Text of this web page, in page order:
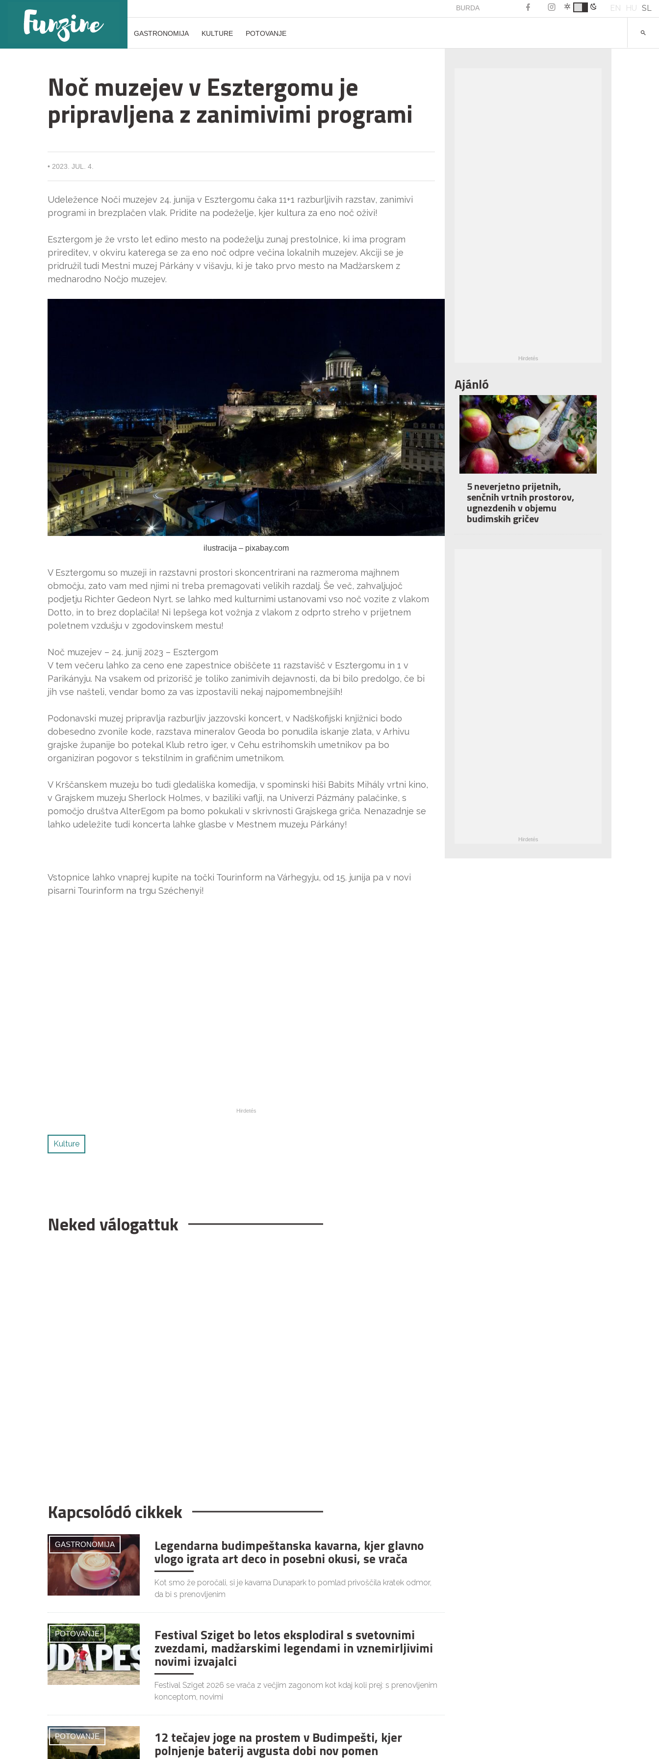
BURDA EN HU SL
GASTRONOMIJA KULTURE POTOVANJE
Noč muzejev v Esztergomu je
pripravljena z zanimivimi programi
• 2023. JUL. 4.
Udeležence Noči muzejev 24. junija v Esztergomu čaka 11+1 razburljivih razstav, zanimivi
programi in brezplačen vlak. Pridite na podeželje, kjer kultura za eno noč oživi!
Esztergom je že vrsto let edino mesto na podeželju zunaj prestolnice, ki ima program
prireditev, v okviru katerega se za eno noč odpre večina lokalnih muzejev. Akciji se je
pridružil tudi Mestni muzej Párkány v višavju, ki je tako prvo mesto na Madžarskem z
mednarodno Nočjo muzejev.
ilustracija – pixabay.com
V Esztergomu so muzeji in razstavni prostori skoncentrirani na razmeroma majhnem
območju, zato vam med njimi ni treba premagovati velikih razdalj. Še več, zahvaljujoč
podjetju Richter Gedeon Nyrt. se lahko med kulturnimi ustanovami vso noč vozite z vlakom
Dotto, in to brez doplačila! Ni lepšega kot vožnja z vlakom z odprto streho v prijetnem
poletnem vzdušju v zgodovinskem mestu!
Noč muzejev – 24. junij 2023 – Esztergom
V tem večeru lahko za ceno ene zapestnice obiščete 11 razstavišč v Esztergomu in 1 v
Parikányju. Na vsakem od prizorišč je toliko zanimivih dejavnosti, da bi bilo predolgo, če bi
jih vse našteli, vendar bomo za vas izpostavili nekaj najpomembnejših!
Podonavski muzej pripravlja razburljiv jazzovski koncert, v Nadškofijski knjižnici bodo
dobesedno zvonile kode, razstava mineralov Geoda bo ponudila iskanje zlata, v Arhivu
grajske županije bo potekal Klub retro iger, v Cehu estrihomskih umetnikov pa bo
organiziran pogovor s tekstilnim in grafičnim umetnikom.
V Krščanskem muzeju bo tudi gledališka komedija, v spominski hiši Babits Mihály vrtni kino,
v Grajskem muzeju Sherlock Holmes, v baziliki vaflji, na Univerzi Pázmány palačinke, s
pomočjo društva AlterEgom pa bomo pokukali v skrivnosti Grajskega griča. Nenazadnje se
lahko udeležite tudi koncerta lahke glasbe v Mestnem muzeju Párkány!
Vstopnice lahko vnaprej kupite na točki Tourinform na Várhegyju, od 15. junija pa v novi
pisarni Tourinform na trgu Széchenyi!
Kulture
Neked válogattuk
Kapcsolódó cikkek
GASTRONOMIJA Legendarna budimpeštanska kavarna, kjer glavno
vlogo igrata art deco in posebni okusi, se vrača
Kot smo že poročali, si je kavarna Dunapark to pomlad privoščila kratek odmor,
da bi s prenovljenim
POTOVANJE Festival Sziget bo letos eksplodiral s svetovnimi
zvezdami, madžarskimi legendami in vznemirljivimi
novimi izvajalci
Festival Sziget 2026 se vrača z večjim zagonom kot kdaj koli prej: s prenovljenim
konceptom, novimi
POTOVANJE 12 tečajev joge na prostem v Budimpešti, kjer
polnjenje baterij avgusta dobi nov pomen
Ajánló
5 neverjetno prijetnih,
senčnih vrtnih prostorov,
ugnezdenih v objemu
budimskih gričev